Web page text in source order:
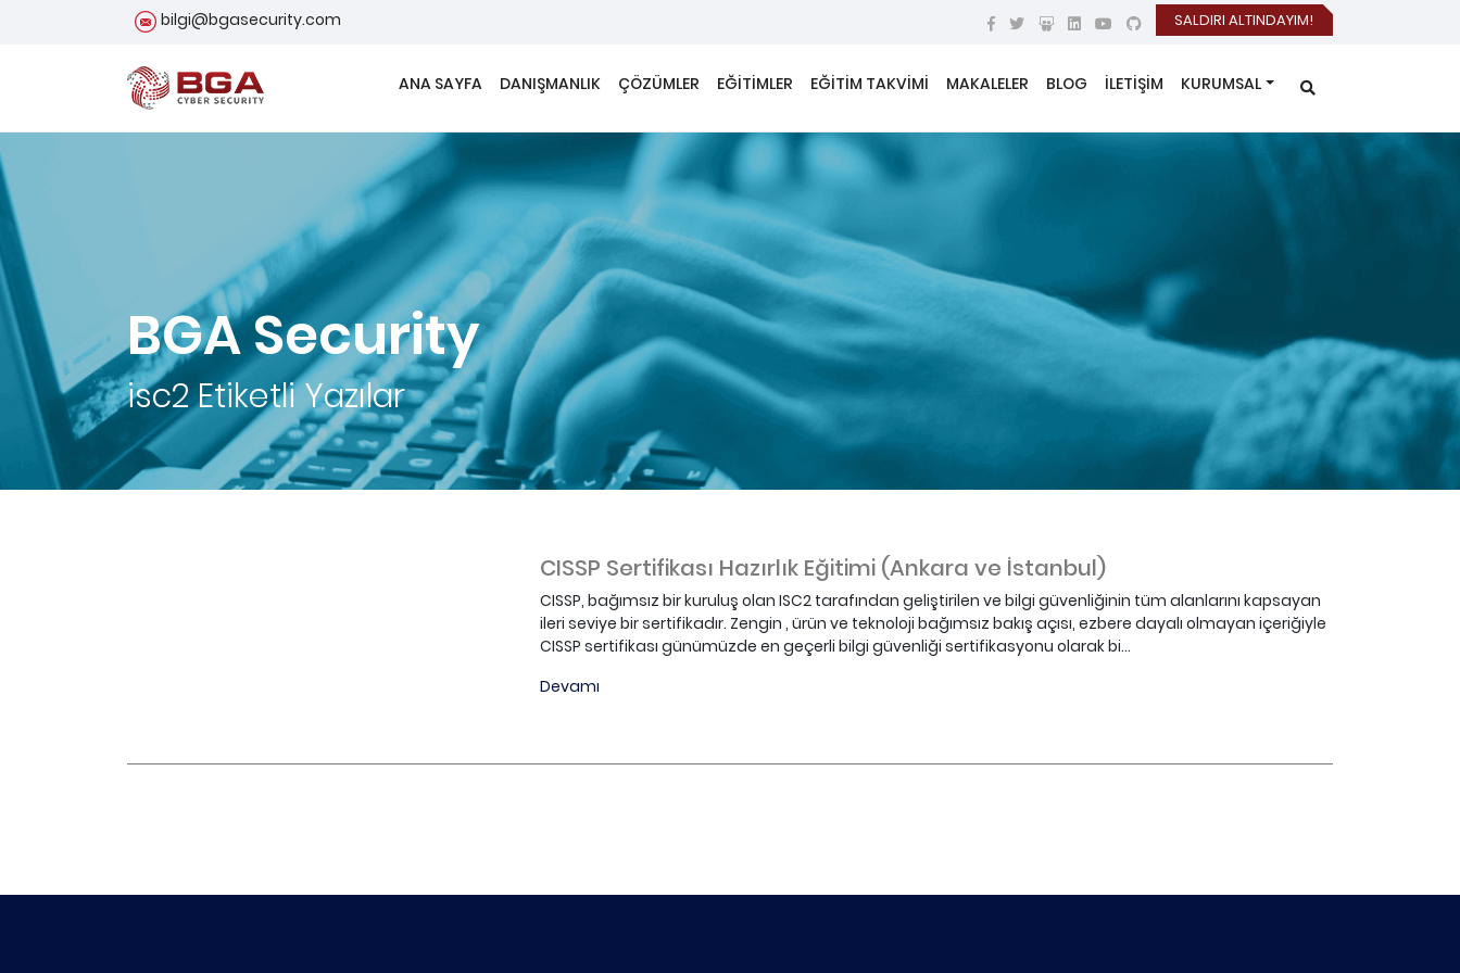
bilgi@bgasecurity.com SALDIRI ALTINDAYIM!
ANA SAYFA DANIŞMANLIK ÇÖZÜMLER EĞİTİMLER EĞİTİM TAKVİMİ MAKALELER BLOG İLETİŞİM KURUMSAL
BGA Security
isc2Etiketli Yazılar
CISSP Sertifikası Hazırlık Eğitimi (Ankara ve İstanbul)
CISSP, bağımsız bir kuruluş olan ISC2 tarafından geliştirilen ve bilgi güvenliğinin tüm alanlarını kapsayan
ileri seviye bir sertifikadır. Zengin , ürün ve teknoloji bağımsız bakış açısı, ezbere dayalı olmayan içeriğiyle
CISSP sertifikası günümüzde en geçerli bilgi güvenliği sertifikasyonu olarak bi...
Devamı